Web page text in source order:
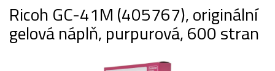
Ricoh GC-41M (405767), originální
gelová náplň, purpurová, 600 stran